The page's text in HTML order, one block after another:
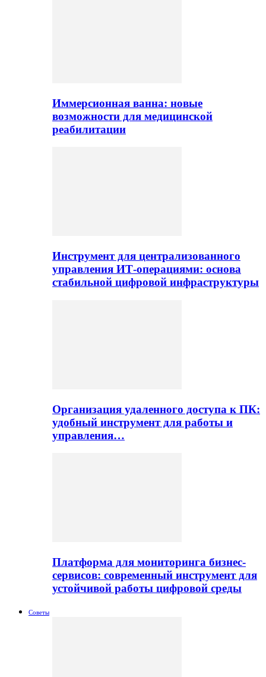
Иммерсионная ванна: новые
возможности для медицинской
реабилитации
Инструмент для централизованного
управления ИТ-операциями: основа
стабильной цифровой инфраструктуры
Организация удаленного доступа к ПК:
удобный инструмент для работы и
управления…
Платформа для мониторинга бизнес-
сервисов: современный инструмент для
устойчивой работы цифровой среды
Советы